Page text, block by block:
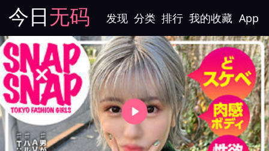
今日无码 发现 分类 排行 我的收藏 App